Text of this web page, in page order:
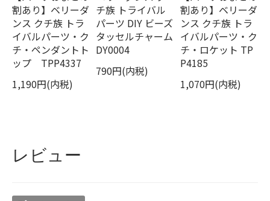
割あり】ベリーダ
ンス クチ族 トラ
イバルパーツ・ク
チ・ペンダントト
ップ TPP4337
1,190円(内税)
チ族 トライバル
パーツ DIY ビーズ
タッセルチャーム
DY0004
790円(内税)
割あり】ベリーダ
ンス クチ族 トラ
イバルパーツ・ク
チ・ロケット TP
P4185
1,070円(内税)
レビュー